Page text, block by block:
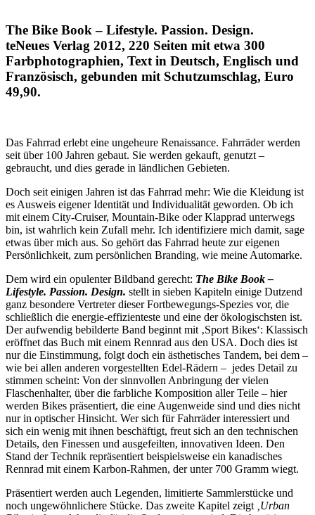
The Bike Book – Lifestyle. Passion. Design.
teNeues Verlag 2012, 220 Seiten mit etwa 300
Farbphotographien, Text in Deutsch, Englisch und
Französisch, gebunden mit Schutzumschlag, Euro
49,90.
Das Fahrrad erlebt eine ungeheure Renaissance. Fahrräder werden
seit über 100 Jahren gebaut. Sie werden gekauft, genutzt –
gebraucht, und dies gerade in ländlichen Gebieten.
Doch seit einigen Jahren ist das Fahrrad mehr: Wie die Kleidung ist
es Ausweis eigener Identität und Individualität geworden. Ob ich
mit einem City-Cruiser, Mountain-Bike oder Klapprad unterwegs
bin, ist wahrlich kein Zufall mehr. Ich identifiziere mich damit, sage
etwas über mich aus. So gehört das Fahrrad heute zur eigenen
Persönlichkeit, zum persönlichen Branding, wie meine Automarke.
Dem wird ein opulenter Bildband gerecht: The Bike Book –
Lifestyle. Passion. Design. stellt in sieben Kapiteln einige Dutzend
ganz besondere Vertreter dieser Fortbewegungs-Spezies vor, die
schließlich die energie-effizienteste und eine der ökologischsten ist.
Der aufwendig bebilderte Band beginnt mit ‚Sport Bikes‘: Klassisch
eröffnet das Buch mit einem Rennrad aus den USA. Doch dies ist
nur die Einstimmung, folgt doch ein ästhetisches Tandem, bei dem –
wie bei allen anderen vorgestellten Edel-Rädern – jedes Detail zu
stimmen scheint: Von der sinnvollen Anbringung der vielen
Flaschenhalter, über die farbliche Komposition aller Teile – hier
werden Bikes präsentiert, die eine Augenweide sind und dies nicht
nur in optischer Hinsicht. Wer sich für Fahrräder interessiert und
sich ein wenig mit ihnen beschäftigt, freut sich an den technischen
Details, den Finessen und ausgefeilten, innovativen Ideen. Den
Stand der Technik repräsentiert beispielsweise ein kanadisches
Rennrad mit einem Karbon-Rahmen, der unter 700 Gramm wiegt.
Präsentiert werden auch Legenden, limitierte Sammlerstücke und
noch ungewöhnlichere Stücke. Das zweite Kapitel zeigt ‚Urban